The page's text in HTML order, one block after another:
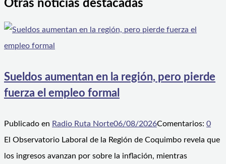
Otras noticias destacadas
Sueldos aumentan en la región, pero pierde
fuerza el empleo formal
Publicado en Radio Ruta Norte06/08/2026Comentarios: 0
El Observatorio Laboral de la Región de Coquimbo revela que
los ingresos avanzan por sobre la inflación, mientras